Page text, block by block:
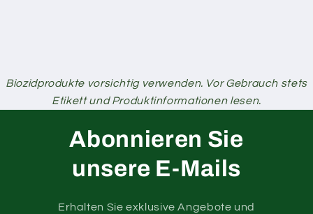
Biozidprodukte vorsichtig verwenden. Vor Gebrauch stets
Etikett und Produktinformationen lesen.
Abonnieren Sie
unsere E-Mails
Erhalten Sie exklusive Angebote und